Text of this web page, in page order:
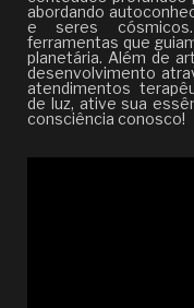
abordando
e seres
ferramentas que
planetária. Além de
desenvolvimento
atendimentos
de luz, ative sua
consciência conosco!